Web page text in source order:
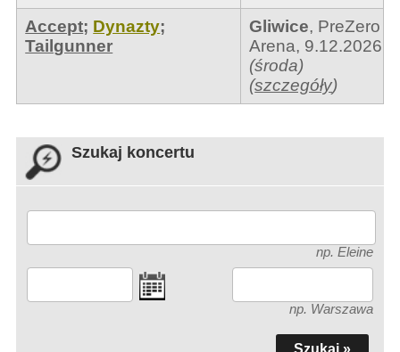
Accept; Dynazty;
Tailgunner
Gliwice, PreZero
Arena, 9.12.2026
(środa)
(szczegóły)
Szukaj koncertu
np. Eleine
np. Warszawa